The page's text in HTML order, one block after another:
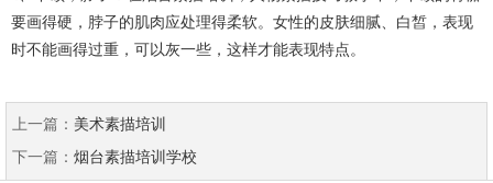
要画得硬，脖子的肌肉应处理得柔软。女性的皮肤细腻、白皙，表现
时不能画得过重，可以灰一些，这样才能表现特点。
上一篇： 美术素描培训
下一篇： 烟台素描培训学校